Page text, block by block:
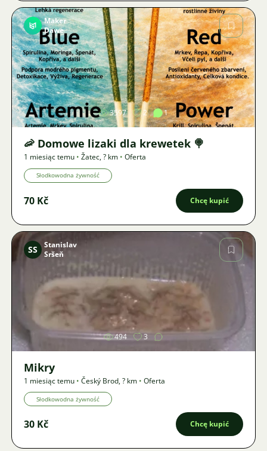
Zdjęcie
Maker
Dawe
3597 2 1
🦐 Domowe lizaki dla krewetek 🍭
1 miesiąc temu • Žatec,? km • Oferta
Słodkowodna żywność
70 Kč Chcę kupić
Zdjęcie
SS
Stanislav
Sršeň
494 3
Mikry
1 miesiąc temu • Český Brod,? km • Oferta
Słodkowodna żywność
30 Kč Chcę kupić